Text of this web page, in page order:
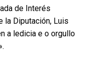
de Interés
la Diputación, Luis
a ledicia e o orgullo